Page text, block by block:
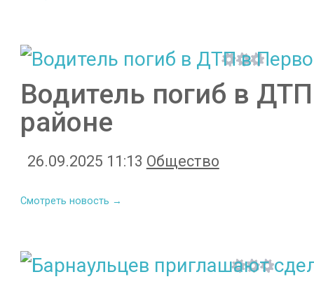
Водитель погиб в
районе
26.09.2025 11:13 Общество
Смотреть новость →